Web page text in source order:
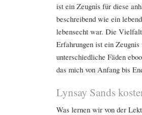
ist ein Zeugnis für diese
beschreibend wie ein
lebensecht war. Die
Erfahrungen ist ein
unterschiedliche Fäden
das mich von Anfang bis
Lynsay Sands
Was lernen wir von der